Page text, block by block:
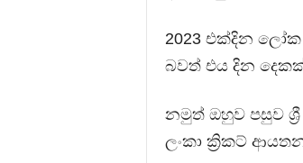
2023 එක්දින
බවත් එය දින
නමුත් ඔහුව පසුව
ලංකා ක්‍රිකට්